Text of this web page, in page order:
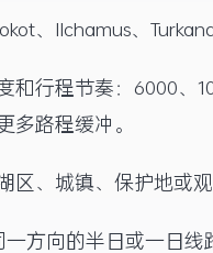
、Ilchamus、
和行程节奏：6000
路程缓冲。
、城镇、保护地或
方向的半日或一日